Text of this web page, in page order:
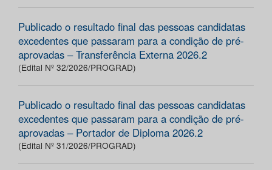
Publicado o resultado final das pessoas candidatas
excedentes que passaram para a condição de pré-
aprovadas – Transferência Externa 2026.2
(Edital Nº 32/2026/PROGRAD)
Publicado o resultado final das pessoas candidatas
excedentes que passaram para a condição de pré-
aprovadas – Portador de Diploma 2026.2
(Edital Nº 31/2026/PROGRAD)